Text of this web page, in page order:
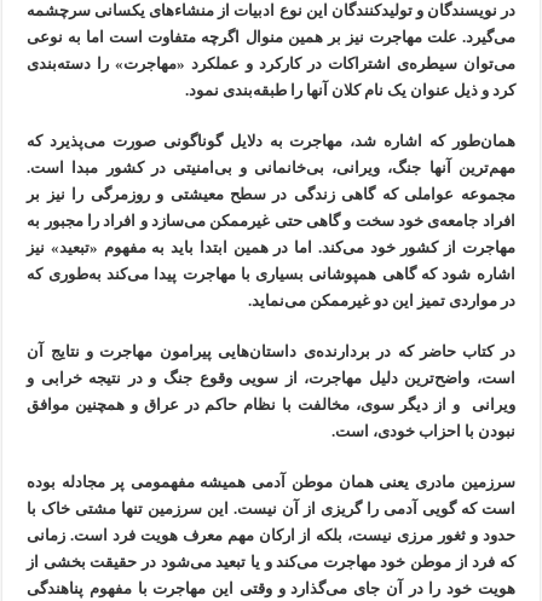
در نویسندگان و تولیدکنندگان این نوع ادبیات از منشاءهای یکسانی سرچشمه
می‌گیرد. علت مهاجرت نیز بر همین منوال اگرچه متفاوت است اما به نوعی
می‌توان سیطره‌ی اشتراکات در کارکرد و عملکرد «مهاجرت» را دسته‌بندی
کرد و ذیل عنوان یک نام کلان آنها را طبقه‌بندی نمود.
همان‌طور که اشاره شد، مهاجرت به دلایل گوناگونی صورت می‌پذیرد که
مهم‌ترین آنها جنگ، ویرانی، بی‌خانمانی و بی‌امنیتی در کشور مبدا است.
مجموعه عواملی که گاهی زندگی در سطح معیشتی و روزمرگی را نیز بر
افراد جامعه‌ی خود سخت و گاهی حتی غیرممکن می‌سازد و افراد را مجبور به
مهاجرت از کشور خود می‌کند. اما در همین ابتدا باید به مفهوم «تبعید» نیز
اشاره شود که گاهی همپوشانی بسیاری با مهاجرت پیدا می‌کند به‌طوری که
در مواردی تمیز این دو غیرممکن می‌نماید.
در کتاب حاضر که در بردارنده‌ی داستان‌هایی پیرامون مهاجرت و نتایج آن
است، واضح‌ترین دلیل مهاجرت، از سویی وقوع جنگ و در نتیجه خرابی و
ویرانی و از دیگر سوی، مخالفت با نظام حاکم در عراق و همچنین موافق
نبودن با احزاب خودی، است.
سرزمین مادری یعنی همان موطن آدمی همیشه مفهمومی پر مجادله بوده
است که گویی آدمی را گریزی از آن نیست. این سرزمین تنها مشتی خاک با
حدود و ثغور مرزی نیست، بلکه از ارکان مهم معرف هویت فرد است. زمانی
که فرد از موطن خود مهاجرت می‌کند و یا تبعید می‌شود در حقیقت بخشی از
هویت خود را در آن جای می‌گذارد و وقتی این مهاجرت با مفهوم پناهندگی